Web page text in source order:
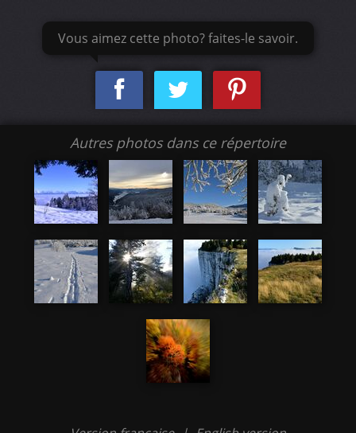
Vous aimez cette photo? faites-le savoir.
Autres photos dans ce répertoire